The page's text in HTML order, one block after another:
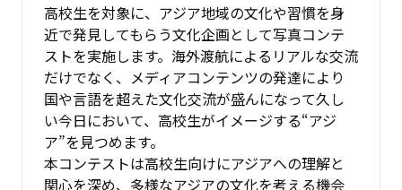
高校生を対象に、アジア地域の文化や習慣を身
近で発見してもらう文化企画として写真コンテ
ストを実施します。海外渡航によるリアルな交流
だけでなく、メディアコンテンツの発達により
国や言語を超えた文化交流が盛んになって久し
い今日において、高校生がイメージする“アジ
ア”を見つめます。
本コンテストは高校生向けにアジアへの理解と
関心を深め、多様なアジアの文化を考える機会